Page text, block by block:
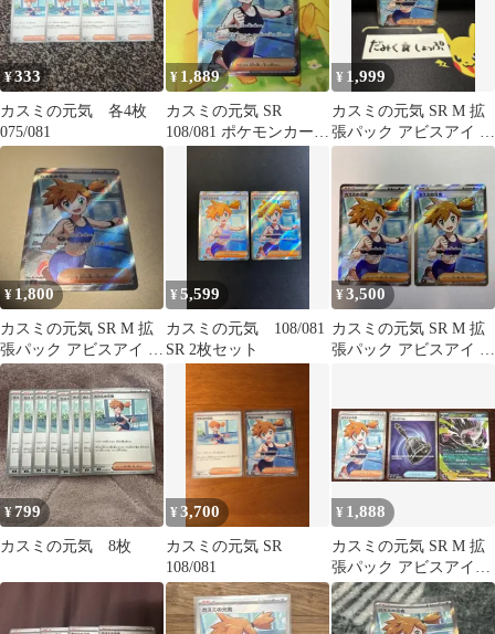
¥333
カスミの元気 各4枚
075/081
¥ 1,889
カスミの元気 SR
108/081 ポケモンカード
¥ 1,999
カスミの元気 SR M 拡
張パック アビスアイ キ
ラ 108/081
¥ 1,800
カスミの元気 SR M 拡
張パック アビスアイ キ
ラ 108/081
¥5,599
カスミの元気 108/081
SR 2枚セット
¥3,500
カスミの元気 SR M 拡
張パック アビスアイ キ
¥799
カスミの元気 8枚
¥3,700
カスミの元気 SR
108/081
¥ 1,888
カスミの元気 SR M 拡
張パック アビスアイ
108/081